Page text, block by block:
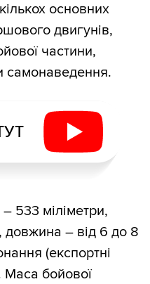
основних
двигунів,
частини,
самонаведення.
533 міліметри,
довжина – від 6 до 8
(експортні
Маса бойової